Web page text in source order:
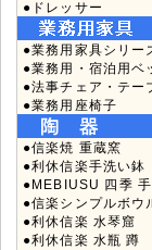
●ドレッサー
●業務用家具シリー
●業務用・宿泊用ベ
●法事チェア・テー
●業務用座椅子
●信楽焼 重蔵窯
●利休信楽手洗い鉢
●MEBIUSU 四季
●信楽シンプルボウ
●利休信楽 水琴窟
●利休信楽 水瓶 蹲